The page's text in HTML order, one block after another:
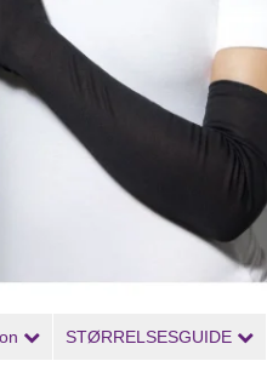
STØRRELSESGUIDE